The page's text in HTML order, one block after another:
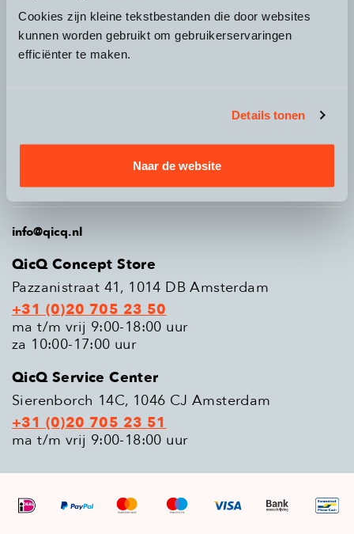
Cookies zijn kleine tekstbestanden die door websites
kunnen worden gebruikt om gebruikerservaringen
efficiënter te maken.
Details tonen
Naar de website
Over QicQ
Productgroepen
Populaire modellen
info@qicq.nl
QicQ Concept Store
Pazzanistraat 41, 1014 DB Amsterdam
+31 (0)20 705 23 50
ma t/m vrij 9:00-18:00 uur
za 10:00-17:00 uur
QicQ Service Center
Sierenborch 14C, 1046 CJ Amsterdam
+31 (0)20 705 23 51
ma t/m vrij 9:00-18:00 uur